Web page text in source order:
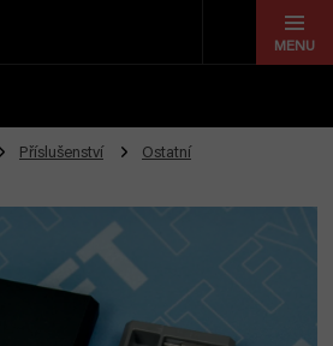
Příslušenství Ostatní